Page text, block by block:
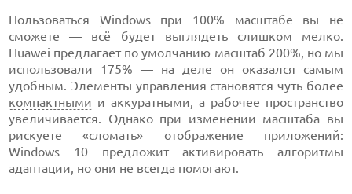
Пользоваться Windowsпри 100% масштабе вы не
сможете — всё будет выглядеть слишком мелко.
Huawei предлагает по умолчанию масштаб 200%, но мы
использовали 175% — на деле он оказался самым
удобным. Элементы управления становятся чуть более
компактными и аккуратными, а рабочее пространство
увеличивается. Однако при изменении масштаба вы
рискуете «сломать» отображение приложений:
Windows 10 предложит активировать алгоритмы
адаптации, но они не всегда помогают.